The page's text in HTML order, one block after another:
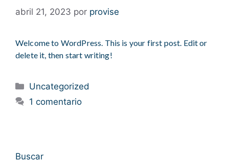
abril 21, 2023 por provise
Welcome to WordPress. This is your first post. Edit or
delete it, then start writing!
Categorías
Uncategorized
1 comentario
Buscar